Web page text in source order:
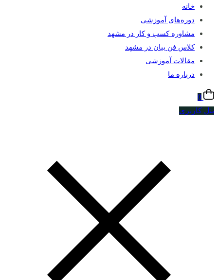
خانه
دوره‌های آموزشی
مشاوره کسب و کار در مشهد
کلاس فن بیان در مشهد
مقالات آموزشی
درباره ما
0
پنل کاربری